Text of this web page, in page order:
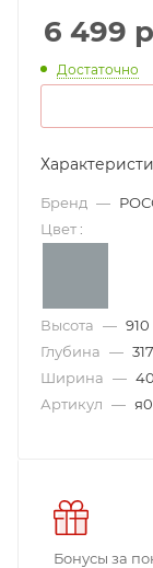
6 499
Достаточно
Бренд —
Цвет :
Высота — 910
Глубина — 317
Ширина —
Артикул —
Бонусы за